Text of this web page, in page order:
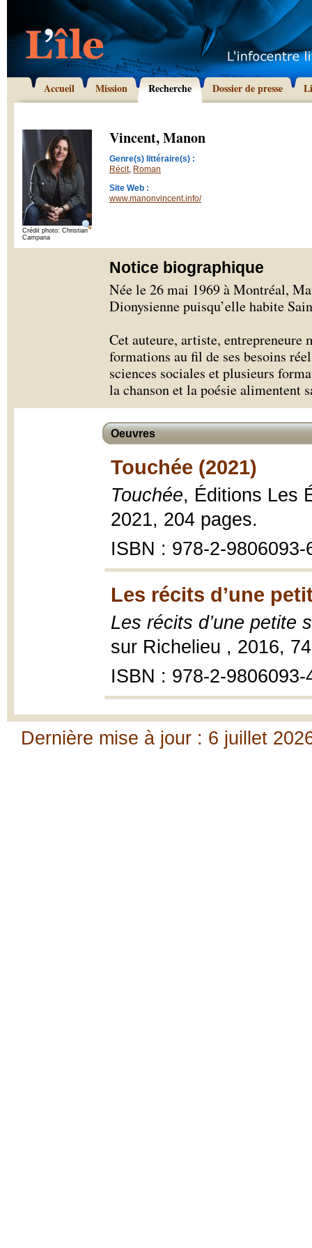
Accueil Mission Recherche Dossier de presse
Crédit photo: Christian
Campana
Vincent, Manon
Genre(s) littéraire(s) :
Récit, Roman
Site Web :
www.manonvincent.info/
Notice biographique
Née le 26 mai 1969 à Montréal,
Dionysienne puisqu’elle habite
Cet auteure, artiste, entrepreneure
formations au fil de ses besoins
sciences sociales et plusieurs
la chanson et la poésie alimentent
Oeuvres
Touchée (2021)
Touchée, Éditions Les
2021, 204 pages.
ISBN : 978-2-9806093-
Les récits d’une
Les récits d’une petite
sur Richelieu , 2016,
ISBN : 978-2-9806093-
Dernière mise à jour : 6 juillet